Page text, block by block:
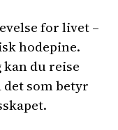
for livet –
hodepine.
du reise
som betyr